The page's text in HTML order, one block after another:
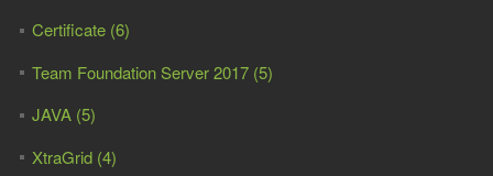
Certificate (6)
Team Foundation Server 2017 (5)
JAVA (5)
XtraGrid (4)